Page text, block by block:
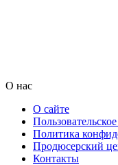
О нас
О сайте
Политика
Продюсерский
Контакты